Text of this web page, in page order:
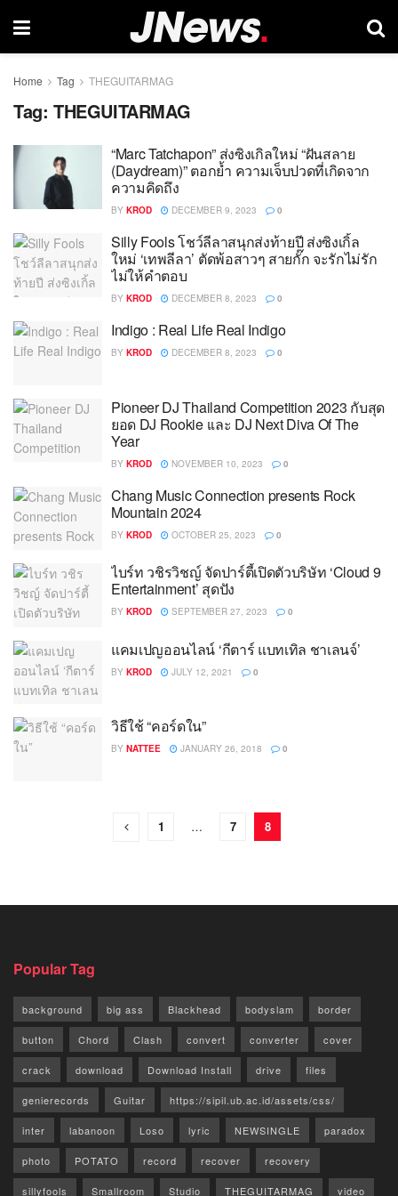
Home Tag THEGUITARMAG
Tag: THEGUITARMAG
“Marc Tatchapon” ส่งซิงเกิลใหม่ “ฝันสลาย
(Daydream)” ตอกย้ำ ความเจ็บปวดที่เกิดจาก
ความคิดถึง
BY KROD DECEMBER 9, 2023 0
Silly Fools โชว์ลีลาสนุกส่งท้ายปี ส่งซิงเกิ้ล
ใหม่ ‘เทพลีลา’ ตัดพ้อสาวๆ สายกั๊ก จะรักไม่รัก
ไม่ให้คำตอบ
BY KROD DECEMBER 8, 2023 0
Indigo : Real Life Real Indigo
BY KROD DECEMBER 8, 2023 0
Pioneer DJ Thailand Competition 2023 กับสุด
ยอด DJ Rookie เเละ DJ Next Diva Of The
Year
BY KROD NOVEMBER 10, 2023 0
Chang Music Connection presents Rock
Mountain 2024
BY KROD OCTOBER 25, 2023 0
ไบร์ท วชิรวิชญ์ จัดปาร์ตี้เปิดตัวบริษัท ‘Cloud 9
Entertainment’ สุดปัง
BY KROD SEPTEMBER 27, 2023 0
แคมเปญออนไลน์ ‘กีตาร์ แบทเทิล ชาเลนจ์’
BY KROD JULY 12, 2021 0
วิธีใช้ “คอร์ดใน”
BY NATTEE JANUARY 26, 2018 0
1 … 7 8
Popular Tag
background big ass Blackhead bodyslam border
button Chord Clash convert converter cover
crack download Download Install drive files
genierecords Guitar https://sipil.ub.ac.id/assets/css/
inter labanoon Loso lyric NEWSINGLE paradox
photo POTATO record recover recovery
sillyfools Smallroom Studio THEGUITARMAG video